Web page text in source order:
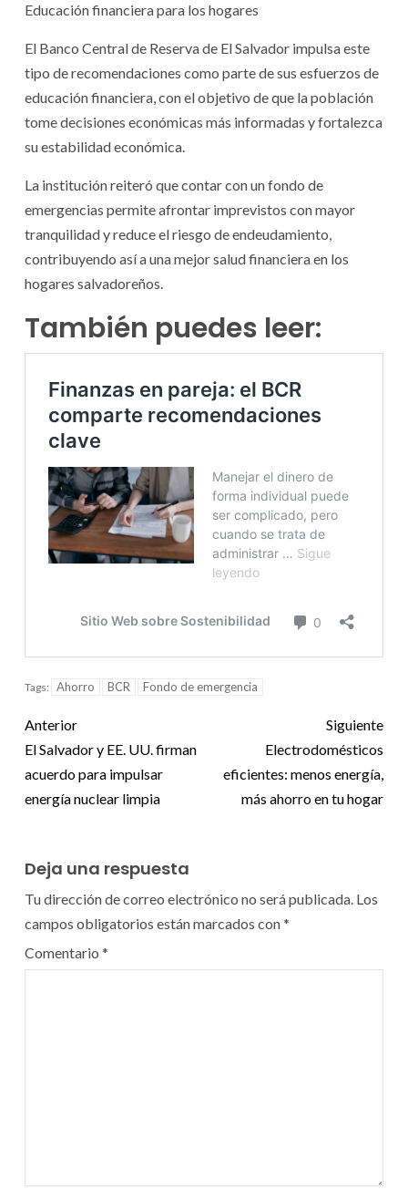
Educación financiera para los hogares
El Banco Central de Reserva de El Salvador impulsa este
tipo de recomendaciones como parte de sus esfuerzos de
educación financiera, con el objetivo de que la población
tome decisiones económicas más informadas y fortalezca
su estabilidad económica.
La institución reiteró que contar con un fondo de
emergencias permite afrontar imprevistos con mayor
tranquilidad y reduce el riesgo de endeudamiento,
contribuyendo así a una mejor salud financiera en los
hogares salvadoreños.
También puedes leer:
Tags: Ahorro BCR Fondo de emergencia
Anterior
El Salvador y EE. UU. firman
acuerdo para impulsar
energía nuclear limpia
Siguiente
Electrodomésticos
eficientes: menos energía,
más ahorro en tu hogar
Deja una respuesta
Tu dirección de correo electrónico no será publicada. Los
campos obligatorios están marcados con*
Comentario *